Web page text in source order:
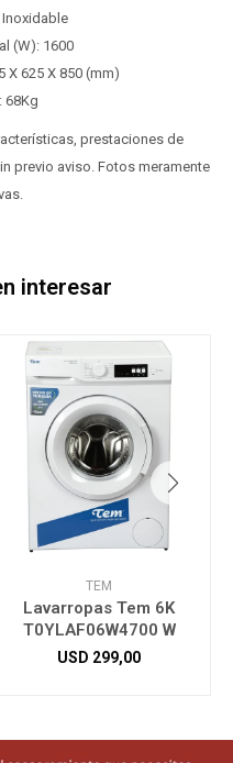
(W): 1600
X 625 X 850 (mm)
68Kg
prestaciones de
previo aviso. Fotos meramente
interesar
TEM
Lavarropas Tem 6K
T0YLAF06W4700 W
USD 299,00